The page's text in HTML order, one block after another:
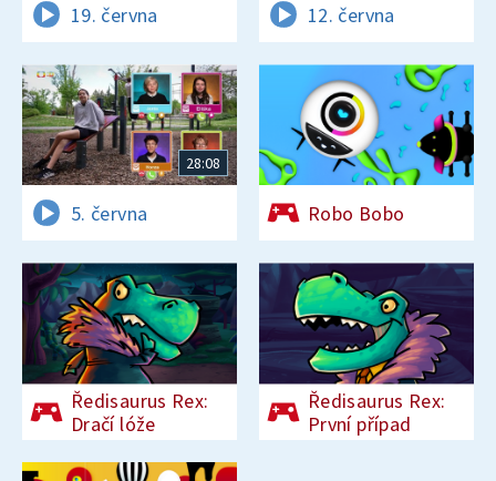
19. června 12. června
28:08
5. června Robo Bobo
Ředisaurus Rex:
Dračí lóže
Ředisaurus Rex:
První případ